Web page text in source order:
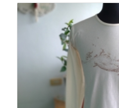
products
descending